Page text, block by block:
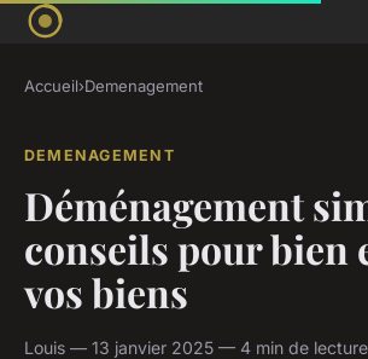
Accueil›Demenagement
DEMENAGEMENT
Déménagement
conseils pour bien
vos biens
Louis — 13 janvier 2025 — 4 min de lecture